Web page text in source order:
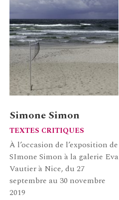
Simone Simon
TEXTES CRITIQUES
À l’occasion de l’exposition de
SImone Simon à la galerie Eva
Vautier à Nice, du 27
septembre au 30 novembre
2019